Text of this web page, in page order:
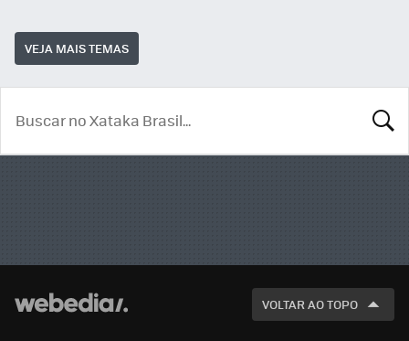
VEJA MAIS TEMAS
VOLTAR AO TOPO